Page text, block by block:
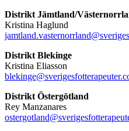
Distrikt Jämtland/
Kristina Haglund
Distrikt Blekinge
Kristina Eliasson
Distrikt Östergötland
Rey Manzanares